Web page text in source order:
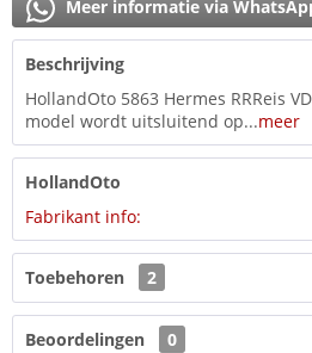
Meer informatie via
Beschrijving
HollandOto 5863 Hermes RRReis
model wordt uitsluitend op...meer
HollandOto
Fabrikant info:
Toebehoren 2
Beoordelingen
0